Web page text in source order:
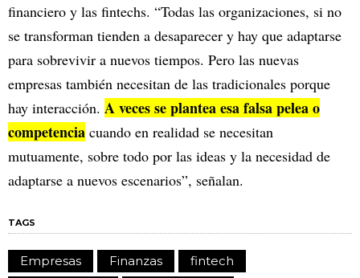
financiero y las fintechs. “Todas las organizaciones, si no
se transforman tienden a desaparecer y hay que adaptarse
para sobrevivir a nuevos tiempos. Pero las nuevas
empresas también necesitan de las tradicionales porque
hay interacción. A veces se plantea esa falsa pelea o
competencia cuando en realidad se necesitan
mutuamente, sobre todo por las ideas y la necesidad de
adaptarse a nuevos escenarios”, señalan.
TAGS
Empresas Finanzas
fintech